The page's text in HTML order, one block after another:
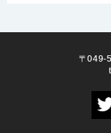
〒049-